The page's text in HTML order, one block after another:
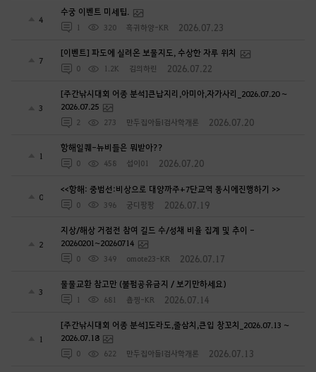
4
수궁 이벤트 미세팁.
1 320 흑귀하양-KR 2026.07.23
7
[이벤트] 파도에 실려온 보물지도, 수상한 자루 위치
0 1.2K 김의하린 2026.07.22
3
[주간낚시대회 어종 분석]큰납지리,아미아,자가사리_2026.07.20 ~
2026.07.25
2 273 만두집아들I검사학개론 2026.07.20
1
항해일퀘-뉴비들은 뭐받아??
0 458 섭이01 2026.07.20
0
<<항해: 중범선:비상으로 대양까주+7단교역 동시에진행하기 >>
0 396 궁디팡팡 2026.07.19
2
지상/해상 거점전 참여 길드 수/성채 비율 집계 및 추이 -
20260201~20260714
0 349 omote23-KR 2026.07.17
3
물물교환 참고만 (불펌공유금지 / 보기만하세요)
1 681 춉찡-KR 2026.07.14
1
[주간낚시대회 어종 분석]도라도,줄삼치,큰입 창꼬치_2026.07.13 ~
2026.07.18
0 622 만두집아들I검사학개론 2026.07.13